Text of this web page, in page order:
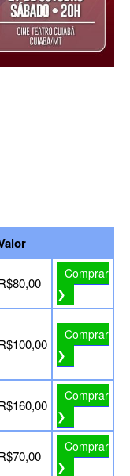
Comprar
❯
Comprar
❯
Comprar
❯
Comprar
❯